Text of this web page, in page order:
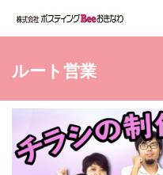
ルート営業